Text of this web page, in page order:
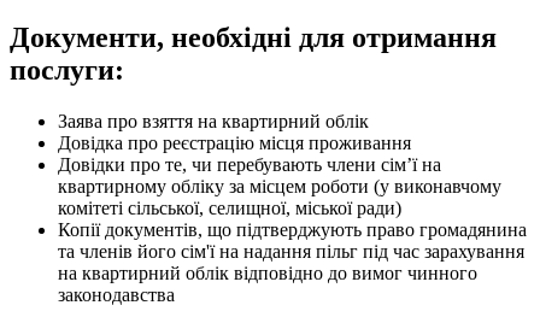
Документи, необхідні для отримання
послуги:
Заява про взяття на квартирний облік
Довідка про реєстрацію місця проживання
Довідки про те, чи перебувають члени сім’ї на
квартирному обліку за місцем роботи (у виконавчому
комітеті сільської, селищної, міської ради)
Копії документів, що підтверджують право громадянина
та членів його сім'ї на надання пільг під час зарахування
на квартирний облік відповідно до вимог чинного
законодавства